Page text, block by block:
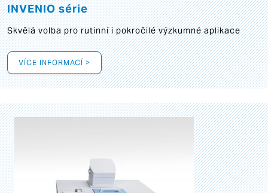
INVENIO série
Skvělá volba pro rutinní i pokročilé výzkumné aplikace
VÍCE INFORMACÍ >